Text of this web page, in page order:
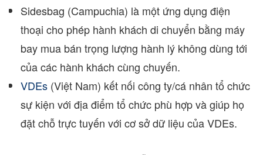
Sidesbag (Campuchia) là một ứng dụng điện
thoại cho phép hành khách di chuyển bằng máy
bay mua bán trọng lượng hành lý không dùng tới
của các hành khách cùng chuyến.
VDEs (Việt Nam) kết nối công ty/cá nhân tổ chức
sự kiện với địa điểm tổ chức phù hợp và giúp họ
đặt chỗ trực tuyến với cơ sở dữ liệu của VDEs.